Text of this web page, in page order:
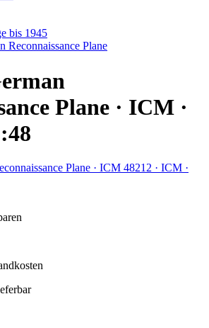
bis 1945
Reconnaissance Plane
Plane · ICM ·